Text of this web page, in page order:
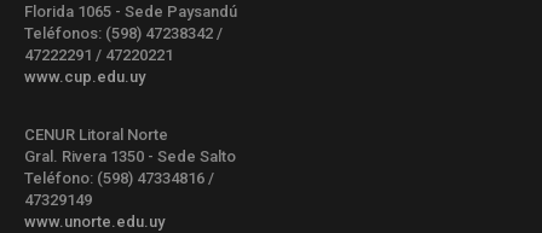
Florida 1065 - Sede Paysandú
Teléfonos: (598) 47238342 /
47222291 / 47220221
www.cup.edu.uy
CENUR Litoral Norte
Gral. Rivera 1350 - Sede Salto
Teléfono: (598) 47334816 /
47329149
www.unorte.edu.uy